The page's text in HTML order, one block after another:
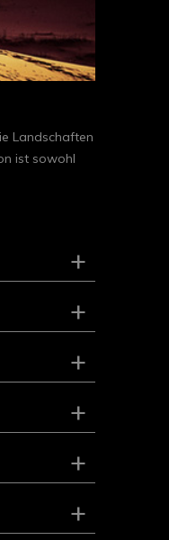
Landschaften
ist sowohl
+
+
+
+
+
+